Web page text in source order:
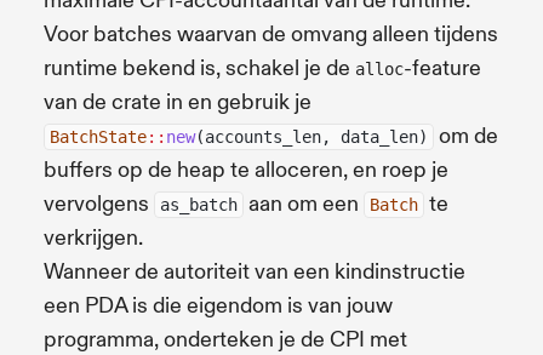
Voor batches waarvan de omvang alleen tijdens
runtime bekend is, schakel je de alloc-feature
van de crate in en gebruik je
BatchState:: new(accounts_len, data_len)
om de
buffers op de heap te alloceren, en roep je
vervolgens
as_batch aan om een Batch te
verkrijgen.
Wanneer de autoriteit van een kindinstructie
een PDA is die eigendom is van jouw
programma, onderteken je de CPI met